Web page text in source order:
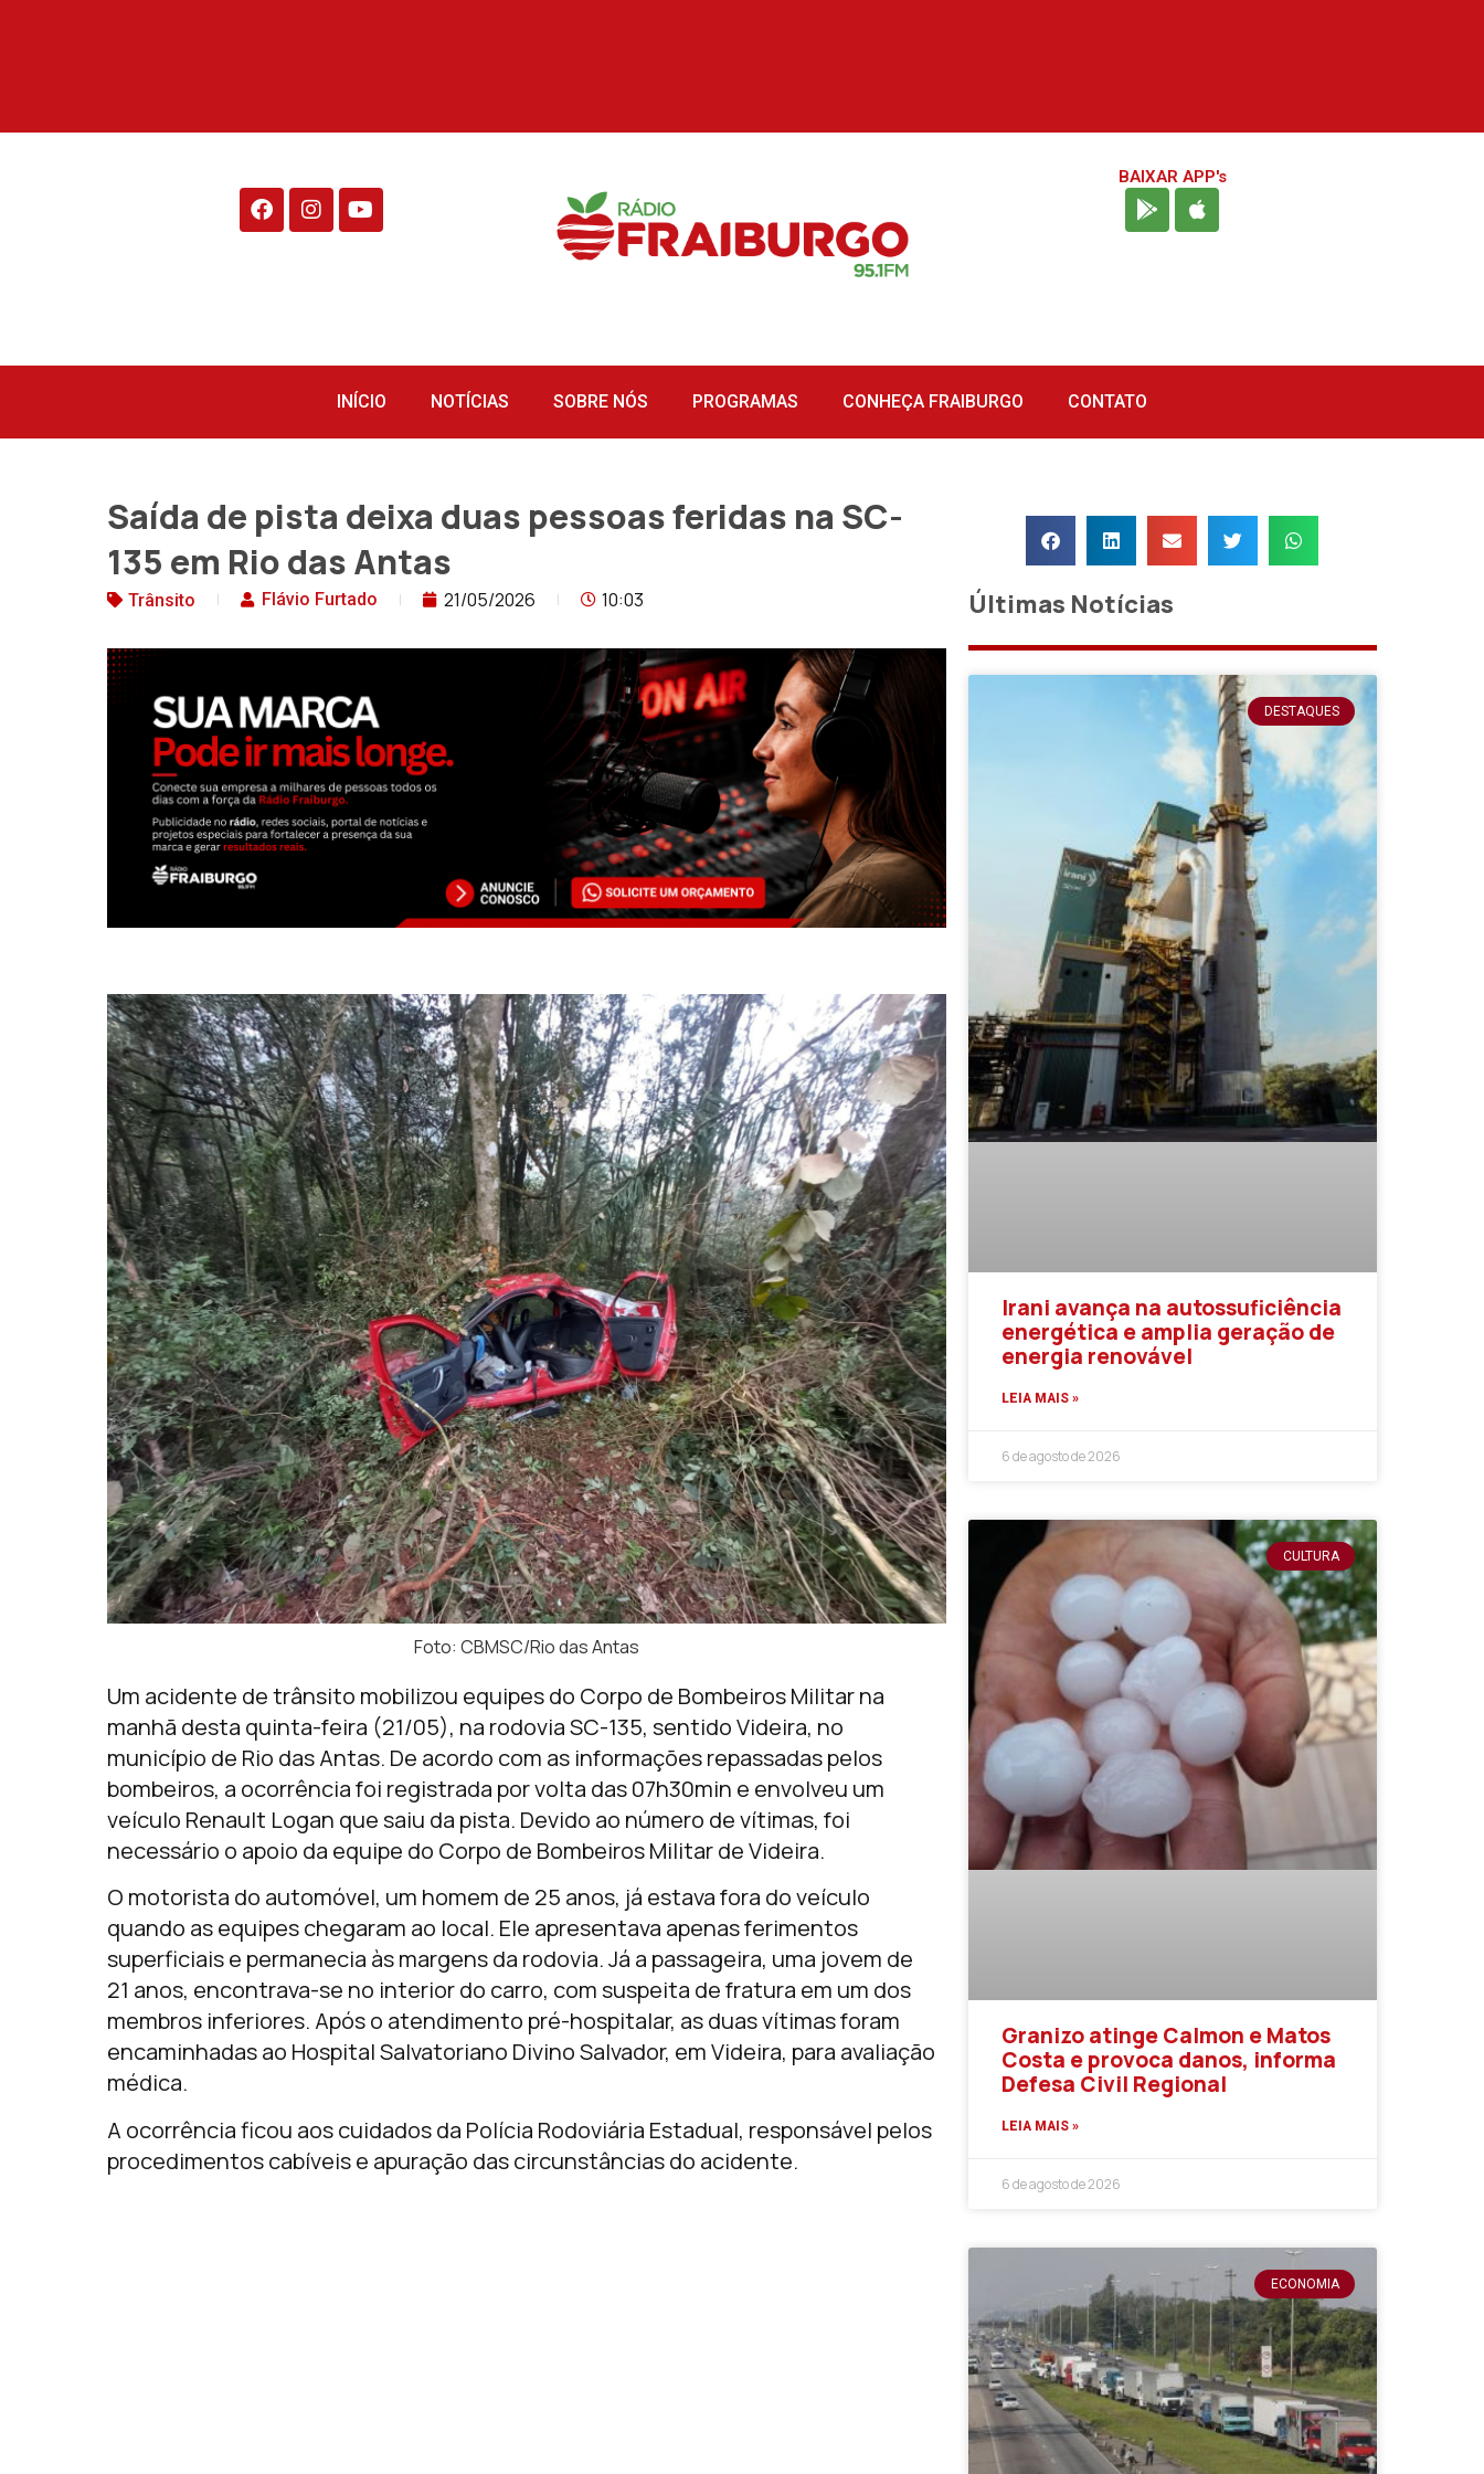
BAIXAR APP's
INÍCIO NOTÍCIAS SOBRE NÓS PROGRAMAS CONHEÇA FRAIBURGO CONTATO
Saída de pista deixa duas pessoas feridas na SC-
135 em Rio das Antas
Trânsito Flávio Furtado 21/05/2026 10:03
Foto: CBMSC/Rio das Antas
Um acidente de trânsito mobilizou equipes do Corpo de Bombeiros Militar na
manhã desta quinta-feira (21/05), na rodovia SC-135, sentido Videira, no
município de Rio das Antas. De acordo com as informações repassadas pelos
bombeiros, a ocorrência foi registrada por volta das 07h30min e envolveu um
veículo Renault Logan que saiu da pista. Devido ao número de vítimas, foi
necessário o apoio da equipe do Corpo de Bombeiros Militar deVideira.
O motorista do automóvel, um homem de 25 anos, já estava fora do veículo
quando as equipes chegaram ao local. Ele apresentava apenas ferimentos
superficiais e permanecia às margens da rodovia. Já a passageira, uma jovem de
21 anos, encontrava-se no interior do carro, com suspeita de fratura em um dos
membros inferiores. Após o atendimento pré-hospitalar, as duas vítimas foram
encaminhadas ao Hospital Salvatoriano Divino Salvador, em Videira, para avaliação
médica.
A ocorrência ficou aos cuidados da Polícia Rodoviária Estadual, responsável pelos
procedimentos cabíveis e apuração das circunstâncias do acidente.
Últimas Notícias
DESTAQUES
Irani avança na autossuficiência
energética e amplia geração de
energia renovável
LEIA MAIS »
6 de agosto de 2026
CULTURA
Granizo atinge Calmon e Matos
Costa e provoca danos, informa
Defesa Civil Regional
LEIA MAIS »
6 de agosto de 2026
ECONOMIA